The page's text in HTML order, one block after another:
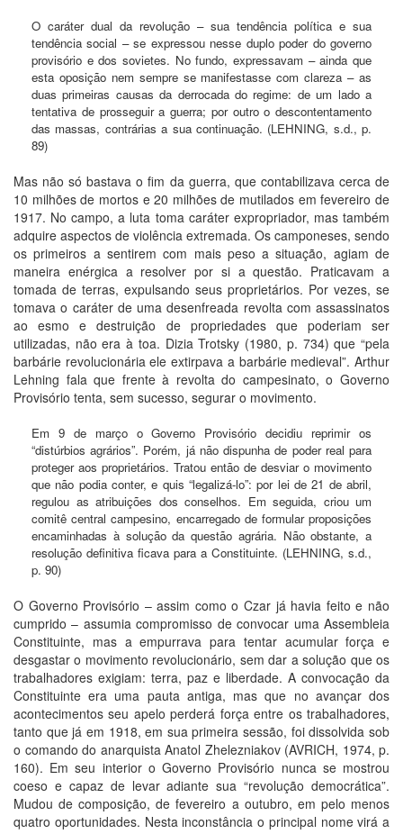
O caráter dual da revolução – sua tendência política e sua
tendência social – se expressou nesse duplo poder do governo
provisório e dos sovietes. No fundo, expressavam – ainda que
esta oposição nem sempre se manifestasse com clareza – as
duas primeiras causas da derrocada do regime: de um lado a
tentativa de prosseguir a guerra; por outro o descontentamento
das massas, contrárias a sua continuação. (LEHNING, s.d., p.
89)
Mas não só bastava o fim da guerra, que contabilizava cerca de
10 milhões de mortos e 20 milhões de mutilados em fevereiro de
1917. No campo, a luta toma caráter expropriador, mas também
adquire aspectos de violência extremada. Os camponeses, sendo
os primeiros a sentirem com mais peso a situação, agiam de
maneira enérgica a resolver por si a questão. Praticavam a
tomada de terras, expulsando seus proprietários. Por vezes, se
tomava o caráter de uma desenfreada revolta com assassinatos
ao esmo e destruição de propriedades que poderiam ser
utilizadas, não era à toa. Dizia Trotsky (1980, p. 734) que “pela
barbárie revolucionária ele extirpava a barbárie medieval”. Arthur
Lehning fala que frente à revolta do campesinato, o Governo
Provisório tenta, sem sucesso, segurar o movimento.
Em 9 de março o Governo Provisório decidiu reprimir os
“distúrbios agrários”. Porém, já não dispunha de poder real para
proteger aos proprietários. Tratou então de desviar o movimento
que não podia conter, e quis “legalizá-lo”: por lei de 21 de abril,
regulou as atribuições dos conselhos. Em seguida, criou um
comitê central campesino, encarregado de formular proposições
encaminhadas à solução da questão agrária. Não obstante, a
resolução definitiva ficava para a Constituinte. (LEHNING, s.d.,
p. 90)
O Governo Provisório – assim como o Czar já havia feito e não
cumprido – assumia compromisso de convocar uma Assembleia
Constituinte, mas a empurrava para tentar acumular força e
desgastar o movimento revolucionário, sem dar a solução que os
trabalhadores exigiam: terra, paz e liberdade. A convocação da
Constituinte era uma pauta antiga, mas que no avançar dos
acontecimentos seu apelo perderá força entre os trabalhadores,
tanto que já em 1918, em sua primeira sessão, foi dissolvida sob
o comando do anarquista Anatol Zhelezniakov (AVRICH, 1974, p.
160). Em seu interior o Governo Provisório nunca se mostrou
coeso e capaz de levar adiante sua “revolução democrática”.
Mudou de composição, de fevereiro a outubro, em pelo menos
quatro oportunidades. Nesta inconstância o principal nome virá a